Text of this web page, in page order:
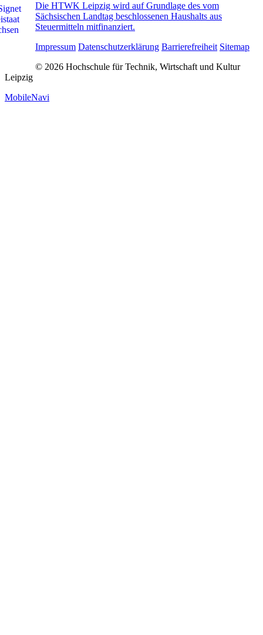
Die HTWK Leipzig wird auf Grundlage des vom
Sächsischen Landtag beschlossenen Haushalts aus
Steuermitteln mitfinanziert.
Impressum Datenschutzerklärung Barrierefreiheit Sitemap
© 2026 Hochschule für Technik, Wirtschaft und Kultur
Leipzig
MobileNavi